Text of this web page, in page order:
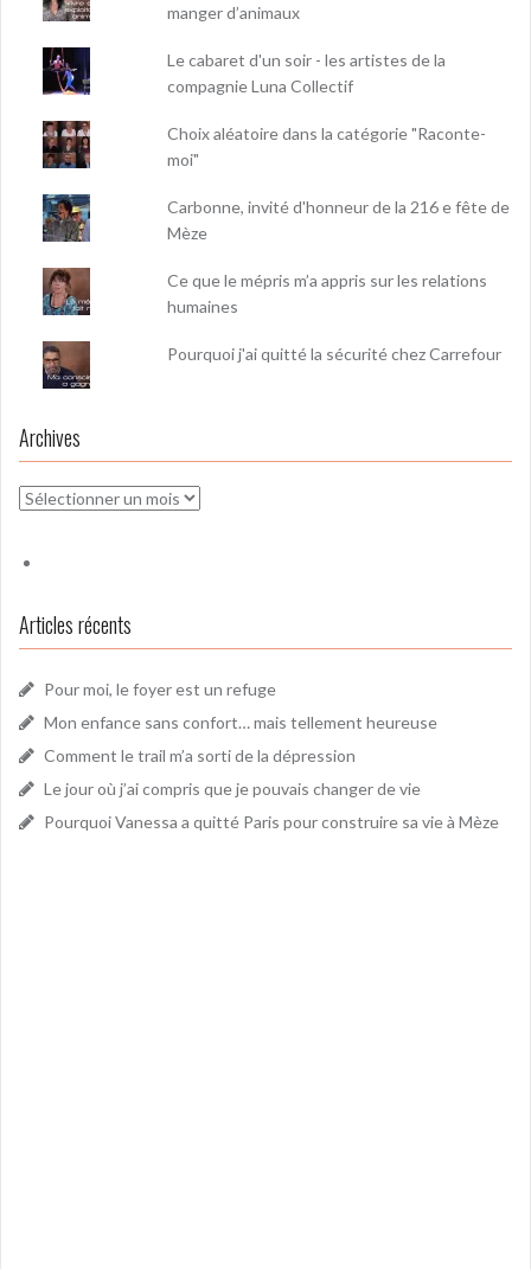
manger d’animaux
Le cabaret d'un soir - les artistes de la
compagnie Luna Collectif
Choix aléatoire dans la catégorie "Raconte-
moi"
Carbonne, invité d'honneur de la 216 e fête de
Mèze
Ce que le mépris m’a appris sur les relations
humaines
Pourquoi j'ai quitté la sécurité chez Carrefour
Archives
Archives
Articles récents
Pour moi, le foyer est un refuge
Mon enfance sans confort… mais tellement heureuse
Comment le trail m’a sorti de la dépression
Le jour où j’ai compris que je pouvais changer de vie
Pourquoi Vanessa a quitté Paris pour construire sa vie à Mèze